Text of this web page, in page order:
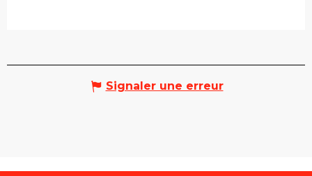
Signaler une erreur